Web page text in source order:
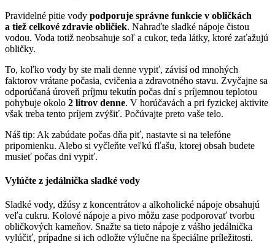
Pravidelné pitie vody podporuje správne funkcie v obličkách
a tiež celkové zdravie obličiek. Nahraďte sladké nápoje čistou
vodou. Voda totiž neobsahuje soľ a cukor, teda látky, ktoré zaťažujú
obličky.
To, koľko vody by ste mali denne vypiť, závisí od mnohých
faktorov vrátane počasia, cvičenia a zdravotného stavu. Zvyčajne sa
odporúčaná úroveň príjmu tekutín počas dní s príjemnou teplotou
pohybuje okolo 2 litrov denne. V horúčavách a pri fyzickej aktivite
však treba tento príjem zvýšiť. Počúvajte preto vaše telo.
Náš tip: Ak zabúdate počas dňa piť, nastavte si na telefóne
pripomienku. Alebo si vyčleňte veľkú fľašu, ktorej obsah budete
musieť počas dni vypiť.
Vylúčte z jedálnička sladké vody
Sladké vody, džúsy z koncentrátov a alkoholické nápoje obsahujú
veľa cukru. Kolové nápoje a pivo môžu zase podporovať tvorbu
obličkových kameňov. Snažte sa tieto nápoje z vášho jedálnička
vylúčiť, prípadne si ich odložte výlučne na špeciálne príležitosti.